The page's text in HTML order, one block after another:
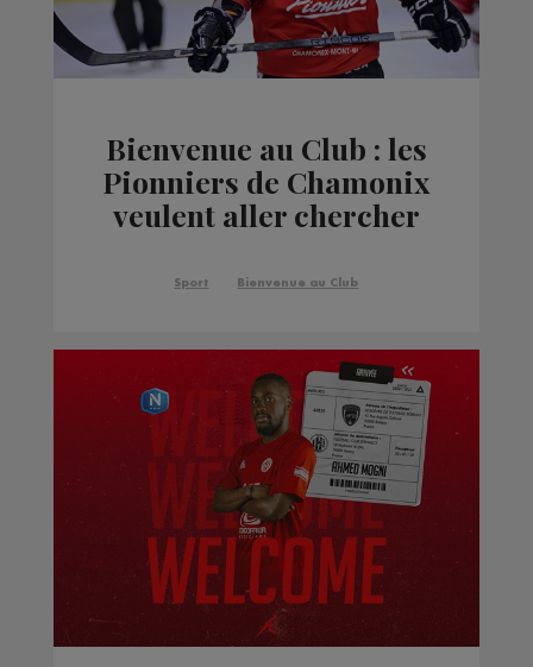
Bienvenue au Club : les
Pionniers de Chamonix
veulent aller chercher
playoffs
Sport Bienvenue au Club